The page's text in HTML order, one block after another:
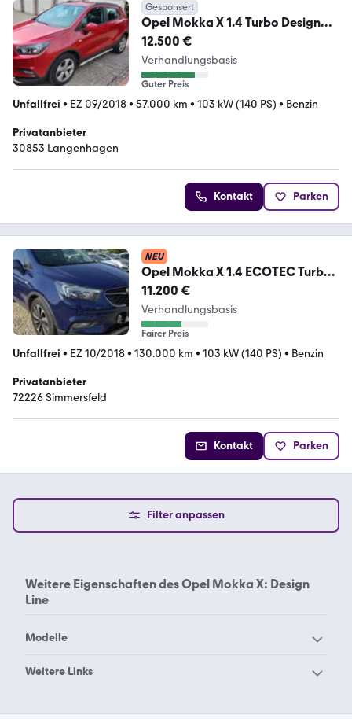
Gesponsert
Opel Mokka X 1.4 Turbo Design
Line Automatik Desi...
12.500 €
Verhandlungsbasis
Guter Preis
Unfallfrei • EZ 09/2018• 57.000 km • 103 kW (140 PS) • Benzin
Privatanbieter
30853 Langenhagen
Kontakt Parken
NEU
Opel Mokka X 1.4 ECOTEC Turbo
Design Line Start/S...
11.200 €
Verhandlungsbasis
Fairer Preis
Unfallfrei • EZ 10/2018• 130.000 km • 103 kW (140 PS) • Benzin
Privatanbieter
72226 Simmersfeld
Kontakt Parken
Filter anpassen
Weitere Eigenschaften desOpel Mokka X: Design
Line
Modelle
Opel Adam
Weitere Links